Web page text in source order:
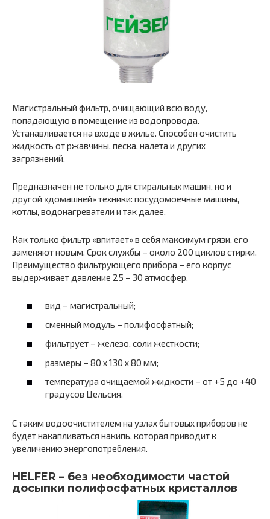
Магистральный фильтр, очищающий всю воду,
попадающую в помещение из водопровода.
Устанавливается на входе в жилье. Способен очистить
жидкость от ржавчины, песка, налета и других
загрязнений.
Предназначен не только для стиральных машин, но и
другой «домашней» техники: посудомоечные машины,
котлы, водонагреватели и так далее.
Как только фильтр «впитает» в себя максимум грязи, его
заменяют новым. Срок службы – около 200 циклов стирки.
Преимущество фильтрующего прибора – его корпус
выдерживает давление 25 – 30 атмосфер.
вид – магистральный;
сменный модуль – полифосфатный;
фильтрует – железо, соли жесткости;
размеры – 80 х 130 х 80 мм;
температура очищаемой жидкости – от +5 до +40
градусов Цельсия.
С таким водоочистителем на узлах бытовых приборов не
будет накапливаться накипь, которая приводит к
увеличению энергопотребления.
HELFER – без необходимости частой
досыпки полифосфатных кристаллов